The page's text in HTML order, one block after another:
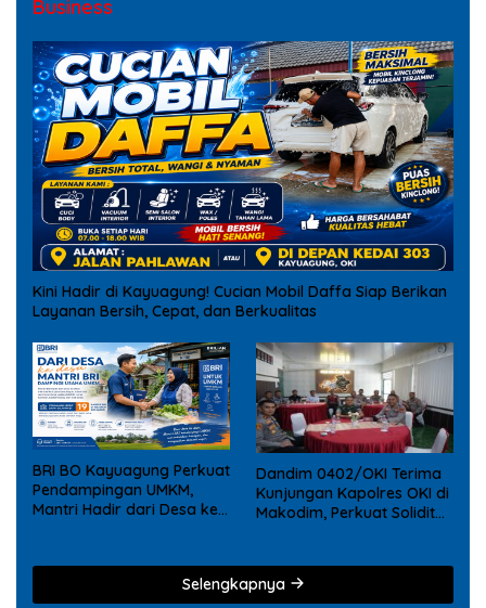
Business
Kini Hadir di Kayuagung! Cucian Mobil Daffa Siap Berikan
Layanan Bersih, Cepat, dan Berkualitas
BRI BO Kayuagung Perkuat
Pendampingan UMKM,
Mantri Hadir dari Desa ke
Dandim 0402/OKI Terima
Kunjungan Kapolres OKI di
Makodim, Perkuat Soliditas
Selengkapnya